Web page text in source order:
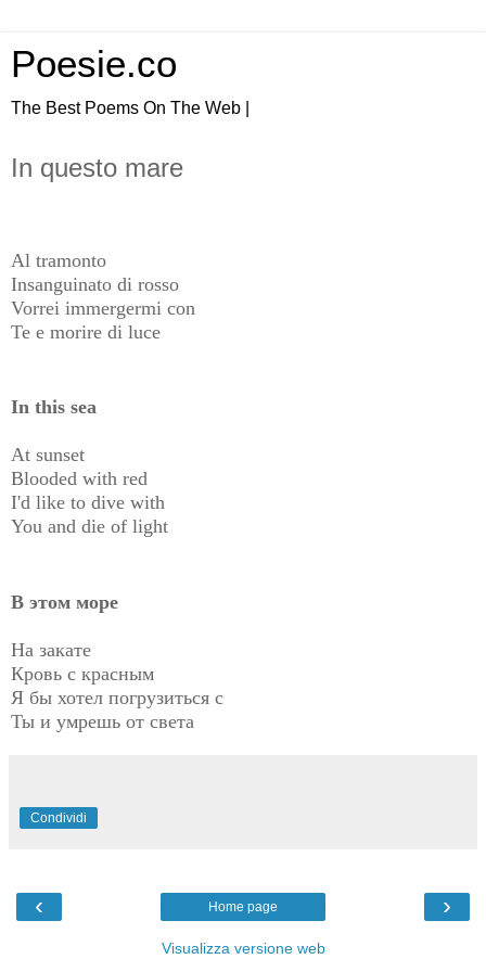
Poesie.co
The Best Poems On The Web |
In questo mare
Al tramonto
Insanguinato di rosso
Vorrei immergermi con
Te e morire di luce
In this sea
At sunset
Blooded with red
I'd like to dive with
You and die of light
В этом море
На закате
Кровь с красным
Я бы хотел погрузиться с
Ты и умрешь от света
Condividi
‹ ›
Home page
Visualizza versione web